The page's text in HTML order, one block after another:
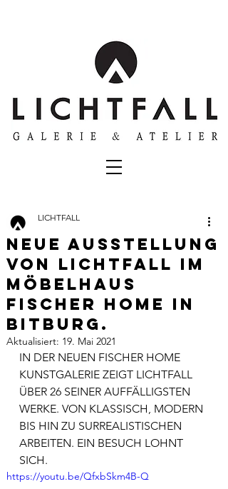
NEUE AUSSTELLUNG
VON LICHTFALL IM
MÖBELHAUS
FISCHER HOME IN
BITBURG.
LICHTFALL
Aktualisiert: 19. Mai 2021
IN DER NEUEN FISCHER HOME
KUNSTGALERIE ZEIGT LICHTFALL
ÜBER 26 SEINER AUFFÄLLIGSTEN
WERKE. VON KLASSISCH, MODERN
BIS HIN ZU SURREALISTISCHEN
ARBEITEN. EIN BESUCH LOHNT
SICH.
https://youtu.be/QfxbSkm4B-Q